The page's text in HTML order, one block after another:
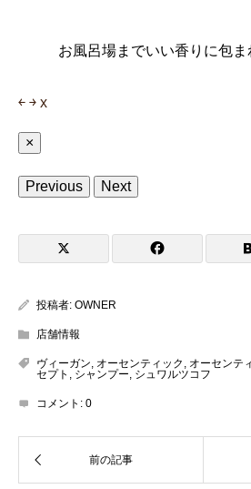
お風呂場までいい香りに包
￩ ￫ x
×
Previous Next
投稿者: OWNER
店舗情報
ヴィーガン, オーセンティック , オーセンテ
セプト , シャンプー, シュワルツコフ
コメント: 0